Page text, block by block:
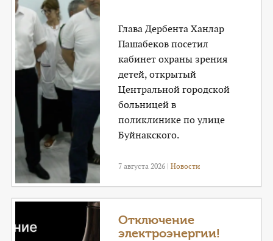
КАТАЛОГ УСЛУГ
СЛУЖБА ПО КОНТРАКТУ
Глава Дербента Ханлар
Пашабеков посетил
кабинет охраны зрения
детей, открытый
Центральной городской
больницей в
поликлинике по улице
Буйнакского.
7 августа 2026 |Новости
Отключение
электроэнергии!